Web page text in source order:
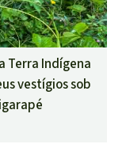
Terra Indígena
vestígios sob